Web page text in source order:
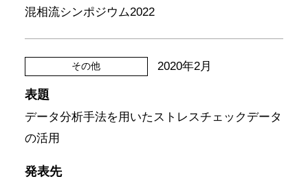
混相流シンポジウム2022
その他 2020年2月
表題
データ分析手法を用いたストレスチェックデータ
の活用
発表先